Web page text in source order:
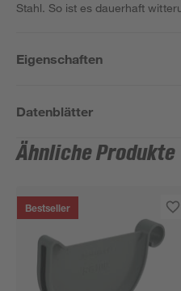
Stahl. So ist es dauerhaft
Eigenschaften
Datenblätter
Ähnliche Produkte
Bestseller